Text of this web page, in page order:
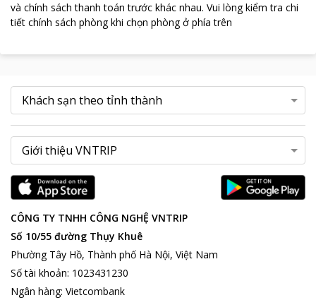
và chính sách thanh toán trước khác nhau. Vui lòng kiểm tra chi
tiết chính sách phòng khi chọn phòng ở phía trên
CÔNG TY TNHH CÔNG NGHỆ VNTRIP
Số 10/55 đường Thụy Khuê
Phường Tây Hồ, Thành phố Hà Nội, Việt Nam
Số tài khoản: 1023431230
Ngân hàng: Vietcombank